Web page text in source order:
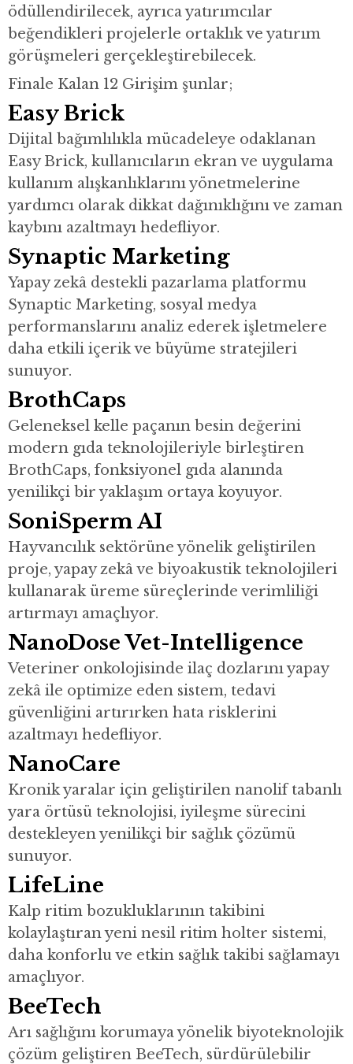
ödüllendirilecek, ayrıca yatırımcılar
beğendikleri projelerle ortaklık ve yatırım
görüşmeleri gerçekleştirebilecek.
Finale Kalan 12 Girişim şunlar;
Easy Brick
Dijital bağımlılıkla mücadeleye odaklanan
Easy Brick, kullanıcıların ekran ve uygulama
kullanım alışkanlıklarını yönetmelerine
yardımcı olarak dikkat dağınıklığını ve zaman
kaybını azaltmayı hedefliyor.
Synaptic Marketing
Yapay zekâ destekli pazarlama platformu
Synaptic Marketing, sosyal medya
performanslarını analiz ederek işletmelere
daha etkili içerik ve büyüme stratejileri
sunuyor.
BrothCaps
Geleneksel kelle paçanın besin değerini
modern gıda teknolojileriyle birleştiren
BrothCaps, fonksiyonel gıda alanında
yenilikçi bir yaklaşım ortaya koyuyor.
SoniSperm AI
Hayvancılık sektörüne yönelik geliştirilen
proje, yapay zekâ ve biyoakustik teknolojileri
kullanarak üreme süreçlerinde verimliliği
artırmayı amaçlıyor.
NanoDose Vet-Intelligence
Veteriner onkolojisinde ilaç dozlarını yapay
zekâ ile optimize eden sistem, tedavi
güvenliğini artırırken hata risklerini
azaltmayı hedefliyor.
NanoCare
Kronik yaralar için geliştirilen nanolif tabanlı
yara örtüsü teknolojisi, iyileşme sürecini
destekleyen yenilikçi bir sağlık çözümü
sunuyor.
LifeLine
Kalp ritim bozukluklarının takibini
kolaylaştıran yeni nesil ritim holter sistemi,
daha konforlu ve etkin sağlık takibi sağlamayı
amaçlıyor.
BeeTech
Arı sağlığını korumaya yönelik biyoteknolojik
çözüm geliştiren BeeTech, sürdürülebilir